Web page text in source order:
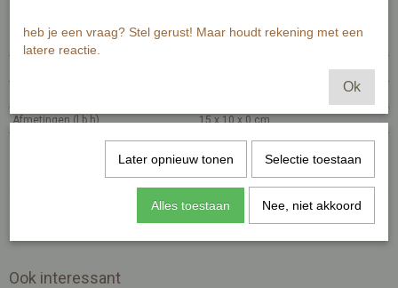
Productcode
Afmetingen (l,b,h) 15 x 10 x 0 cm
Ook interessant
heb je een vraag? Stel gerust! Maar houdt rekening met een
latere reactie.
Ok
Later opnieuw tonen Selectie toestaan
Alles toestaan Nee, niet akkoord